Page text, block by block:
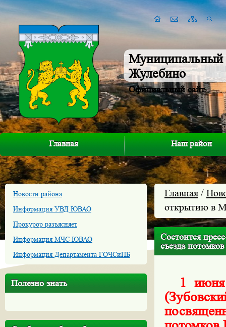
Муниципальный
Жулебино
Официальный сайт
Главная Наш район
Новости района
Информация УВД ЮВАО
Прокурор разъясняет
Информация МЧС ЮВАО
Информация Департамента ГОЧСиПБ
Полезно знать
Главная /
открытию в
Состоится
съезда
1 июня